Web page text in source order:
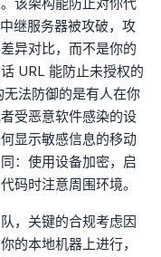
继服务器被攻破，攻
异对比，而不是你的
URL 能防止未授权的
法防御的是有人在你
受恶意软件感染的设
显示敏感信息的移动
：使用设备加密，启
码时注意周围环境。
，关键的合规考虑因
的本地机器上进行，